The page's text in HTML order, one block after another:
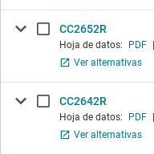
CC2652R
Hoja de datos: PDF
Ver alternativas
CC2642R
Hoja de datos: PDF
Ver alternativas